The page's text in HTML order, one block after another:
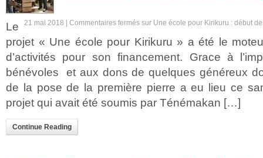
21 mai 2018 | Commentaires fermés sur Une école pour Kirikuru : début
Le
projet « Une école pour Kirikuru » a été le
d’activités pour son financement. Grace à
bénévoles et aux dons de quelques généreux
de la pose de la première pierre a eu lieu ce
projet qui avait été soumis par Ténémakan […]
Continue Reading